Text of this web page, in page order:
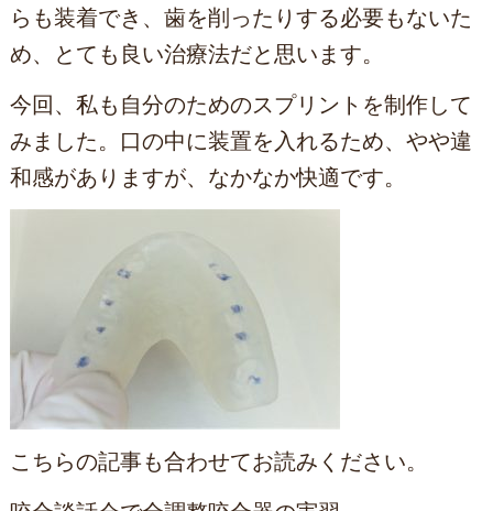
らも装着でき、歯を削ったりする必要もないた
め、とても良い治療法だと思います。
今回、私も自分のためのスプリントを制作して
みました。口の中に装置を入れるため、やや違
和感がありますが、なかなか快適です。
こちらの記事も合わせてお読みください。